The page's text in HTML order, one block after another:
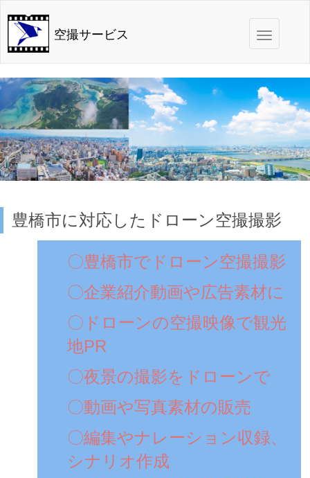
navigation
空撮サービス
豊橋市に対応したドローン空撮撮影
〇豊橋市でドローン空撮撮影
〇企業紹介動画や広告素材に
〇ドローンの空撮映像で観光
地PR
〇夜景の撮影をドローンで
〇動画や写真素材の販売
〇編集やナレーション収録、
シナリオ作成